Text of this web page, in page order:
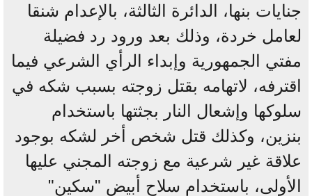
جنايات بنها، الدائرة الثالثة، بالإعدام شنقا
لعامل خردة، وذلك بعد ورود رد فضيلة
مفتي الجمهورية وإبداء الرأي الشرعي فيما
اقترفه، لاتهامه بقتل زوجته بسبب شكه في
سلوكها وإشعال النار بجثتها باستخدام
بنزين، وكذلك قتل شخص أخر لشكه بوجود
علاقة غير شرعية مع زوجته المجني عليها
الأولى، باستخدام سلاح أبيض "سكين"